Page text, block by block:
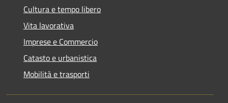
Cultura e tempo libero
Vita lavorativa
Imprese e Commercio
Catasto e urbanistica
Mobilità e trasporti